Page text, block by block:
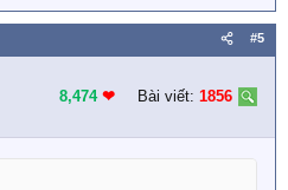
#5
8,474 ❤︎ Bài viết: 1856